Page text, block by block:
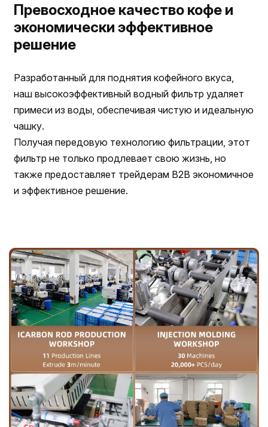
Превосходное качество кофе и
экономически эффективное
решение
Разработанный для поднятия кофейного вкуса,
наш высокоэффективный водный фильтр удаляет
примеси из воды, обеспечивая чистую и идеальную
чашку.
Получая передовую технологию фильтрации, этот
фильтр не только продлевает свою жизнь, но
также предоставляет трейдерам B2B экономичное
и эффективное решение.